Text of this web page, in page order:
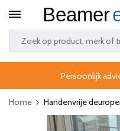
Persoonlijk
Home Handenvrije